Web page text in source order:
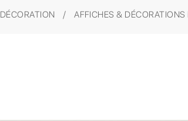
DÉCORATION AFFICHES & DÉCORATIONS